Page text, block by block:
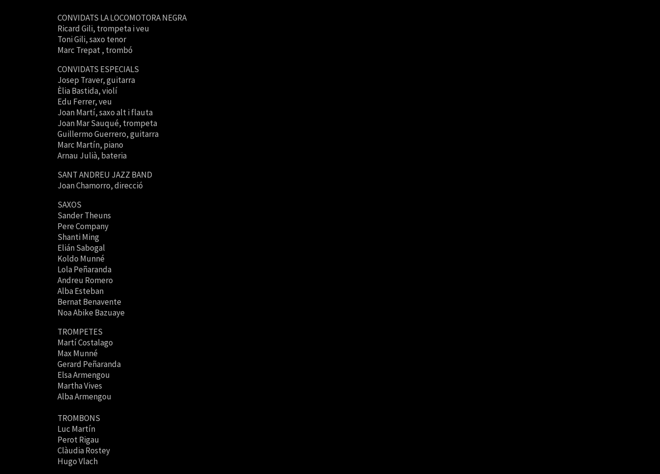
CONVIDATS LA LOCOMOTORA NEGRA
Ricard Gili, trompeta i veu
Toni Gili, saxo tenor
Marc Trepat , trombó
CONVIDATS ESPECIALS
Josep Traver, guitarra
Èlia Bastida, violí
Edu Ferrer, veu
Joan Martí, saxo alt i flauta
Joan Mar Sauqué, trompeta
Guillermo Guerrero, guitarra
Marc Martín, piano
Arnau Julià, bateria
SANT ANDREU JAZZ BAND
Joan Chamorro, direcció
SAXOS
Sander Theuns
Pere Company
Shanti Ming
Elián Sabogal
Koldo Munné
Lola Peñaranda
Andreu Romero
Alba Esteban
Bernat Benavente
Noa Abike Bazuaye
TROMPETES
Martí Costalago
Max Munné
Gerard Peñaranda
Elsa Armengou
Martha Vives
Alba Armengou
TROMBONS
Luc Martín
Perot Rigau
Clàudia Rostey
Hugo Vlach